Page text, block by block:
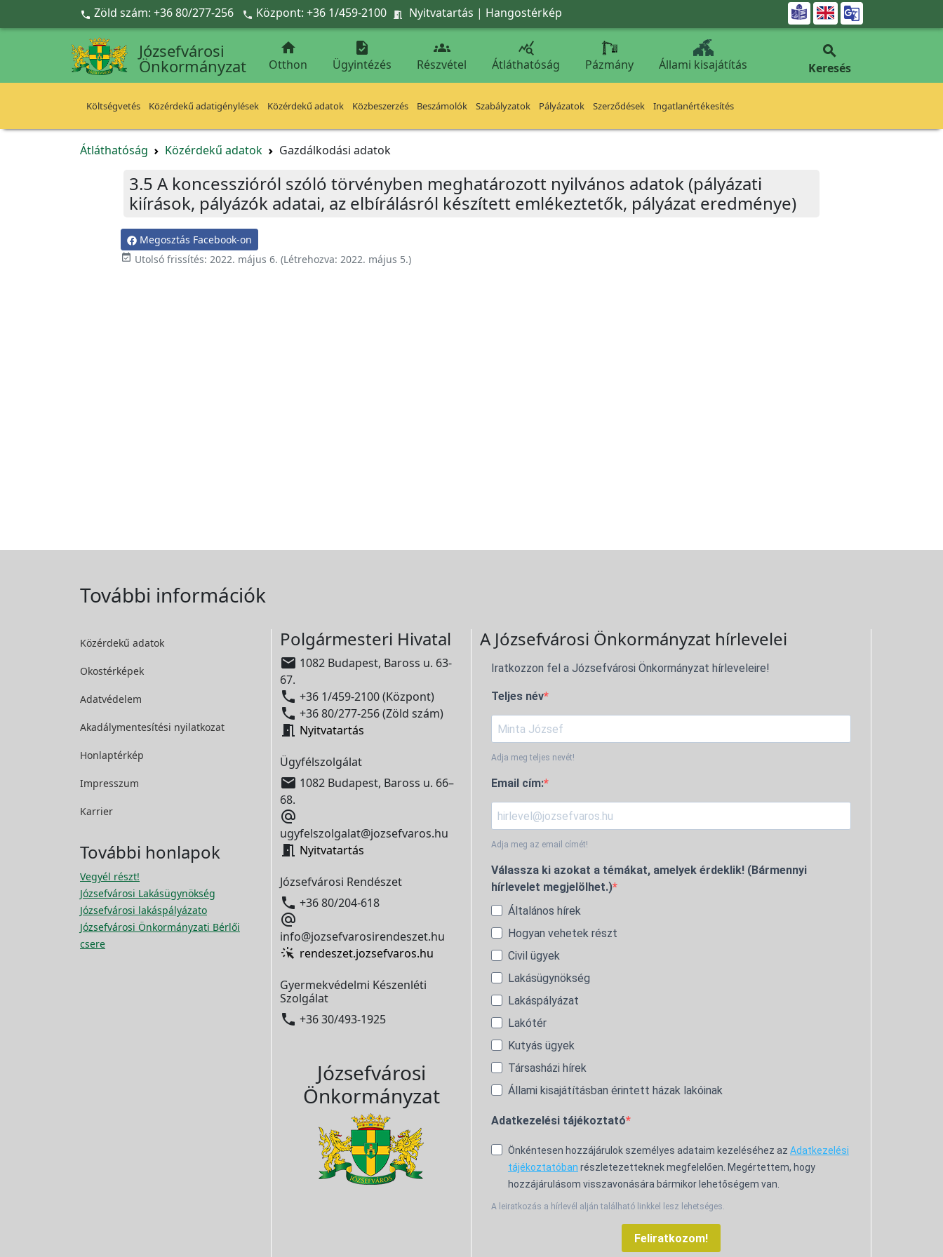
Ugrás a fő tartalomra
 Zöld szám: +36 80/277-256  Központ: +36 1/459-2100  Nyitvatartás | Hangostérkép 
Józsefvárosi
Önkormányzat

Otthon

Ügyintézés

Részvétel

Átláthatóság Pázmány Állami kisajátítás

Keresés
Költségvetés Közérdekű adatigénylések Közérdekű adatok Közbeszerzés Beszámolók Szabályzatok Pályázatok Szerződések Ingatlanértékesítés
Átláthatóság Közérdekű adatok Gazdálkodási adatok
3.5 A koncesszióról szóló törvényben meghatározott nyilvános adatok (pályázati
kiírások, pályázók adatai, az elbírálásról készített emlékeztetők, pályázat eredménye)
Megosztás Facebook-on
event_available Utolsó frissítés: 2022. május 6. (Létrehozva: 2022. május 5.)
További információk
Közérdekű adatok
Okostérképek
Adatvédelem
Akadálymentesítési nyilatkozat
Honlaptérkép
Impresszum
Karrier
További honlapok
Vegyél részt!
Józsefvárosi Lakásügynökség
Józsefvárosi lakáspályázato
Józsefvárosi Önkormányzati Bérlői
csere
Polgármesteri Hivatal
 1082 Budapest, Baross u. 63-
67.
 +36 1/459-2100 (Központ)
 +36 80/277-256 (Zöld szám)
 Nyitvatartás
Ügyfélszolgálat
 1082 Budapest, Baross u. 66–
68.

ugyfelszolgalat@jozsefvaros.hu
 Nyitvatartás
Józsefvárosi Rendészet
 +36 80/204-618

info@jozsefvarosirendeszet.hu
rendeszet.jozsefvaros.hu
Gyermekvédelmi Készenléti
Szolgálat
 +36 30/493-1925
Józsefvárosi
Önkormányzat
A Józsefvárosi Önkormányzat hírlevelei
Iratkozzon fel a Józsefvárosi Önkormányzat hírleveleire!
Teljes név
Adja meg teljes nevét!
Email cím:
Adja meg az email címét!
Válassza ki azokat a témákat, amelyek érdeklik! (Bármennyi
hírlevelet megjelölhet.)
Általános hírek
Hogyan vehetek részt
Civil ügyek
Lakásügynökség
Lakáspályázat
Lakótér
Kutyás ügyek
Társasházi hírek
Állami kisajátításban érintett házak lakóinak
Adatkezelési tájékoztató
Önkéntesen hozzájárulok személyes adataim kezeléséhez az Adatkezelési
tájékoztatóban részletezetteknek megfelelően. Megértettem, hogy
hozzájárulásom visszavonására bármikor lehetőségem van.
A leiratkozás a hírlevél alján található linkkel lesz lehetséges.
Feliratkozom!